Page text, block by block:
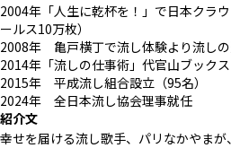
2004年「人生に乾杯を！」で日本クラ
ールス10万枚）
2008年 亀戸横丁で流し体験より流し
2014年「流しの仕事術」代官山ブック
2015年 平成流し組合設立（95名）
2024年 全日本流し協会理事就任
紹介文
幸せを届ける流し歌手、パリなかやま